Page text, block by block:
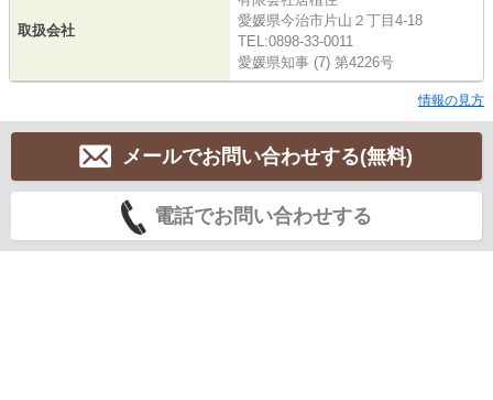
取扱会社
愛媛県今治市片山２丁目4-18
TEL:0898-33-0011
愛媛県知事 (7) 第4226号
情報の見方
メールでお問い合わせする(無料)
電話でお問い合わせする